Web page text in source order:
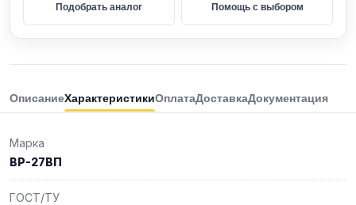
Подобрать аналог Помощь с выбором
ОписаниеХарактеристикиОплатаДоставкаДокументация
Марка
ВР-27ВП
ГОСТ/ТУ